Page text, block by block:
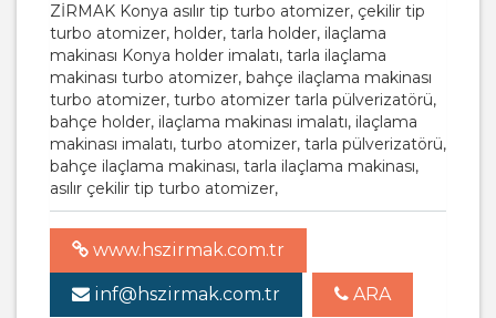
ZİRMAK Konya asılır tip turbo atomizer, çekilir tip
turbo atomizer, holder, tarla holder, ilaçlama
makinası Konya holder imalatı, tarla ilaçlama
makinası turbo atomizer, bahçe ilaçlama makinası
turbo atomizer, turbo atomizer tarla pülverizatörü,
bahçe holder, ilaçlama makinası imalatı, ilaçlama
makinası imalatı, turbo atomizer, tarla pülverizatörü,
bahçe ilaçlama makinası, tarla ilaçlama makinası,
asılır çekilir tip turbo atomizer,
www.hszirmak.com.tr
inf@hszirmak.com.tr ARA